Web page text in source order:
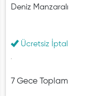
Ücretsiz İptal
7 Gece Toplam